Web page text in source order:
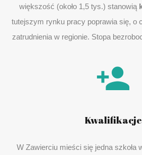
większość (około 1,5 tys.) stanowią
tutejszym rynku pracy poprawia się, o
zatrudnienia w regionie. Stopa
Kwalifikacje
W Zawierciu mieści się jedna szkoła